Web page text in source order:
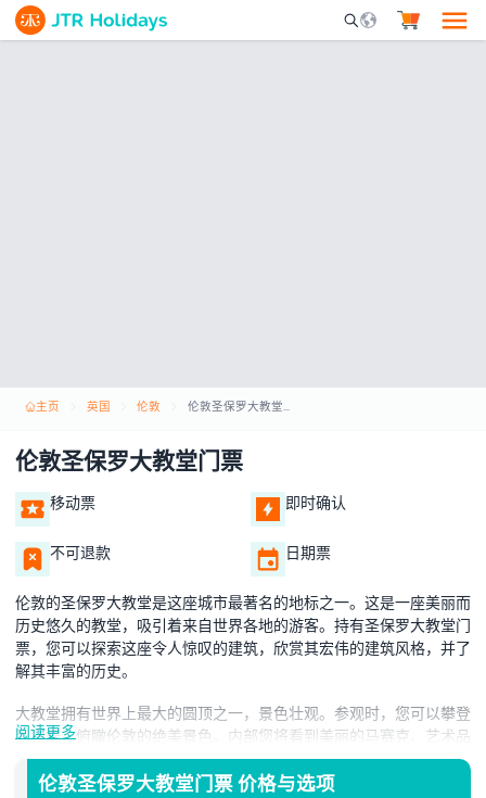
Mobile Search
主页 英国 伦敦 伦敦圣保罗大教堂门票
伦敦圣保罗大教堂门票
移动票 即时确认
不可退款 日期票
伦敦的圣保罗大教堂是这座城市最著名的地标之一。这是一座美丽而
历史悠久的教堂，吸引着来自世界各地的游客。持有圣保罗大教堂门
票，您可以探索这座令人惊叹的建筑，欣赏其宏伟的建筑风格，并了
解其丰富的历史。
大教堂拥有世界上最大的圆顶之一，景色壮观。参观时，您可以攀登
到顶端，俯瞰伦敦的绝美景色。内部您将看到美丽的马赛克、艺术品
以及著名的回音画廊，在那里即使是轻声细语也能传遍整个圆顶。
阅读更多
伦敦圣保罗大教堂门票 价格与选项